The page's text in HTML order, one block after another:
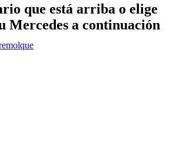
que está arriba o elige
Mercedes a continuación